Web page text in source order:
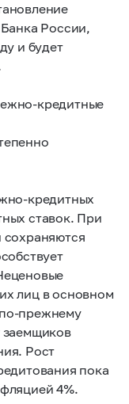
России,
и будет
кредитные
кредитных
ставок. При
сохраняются
лиц в основном
прежнему
заемщиков
Рост
пока
4%.